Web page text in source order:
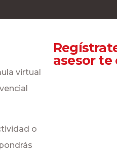
virtual
o
asesor te